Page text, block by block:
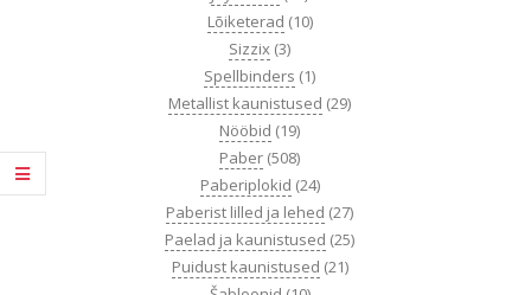
Lõiketerad (10)
Sizzix (3)
Spellbinders (1)
Metallist kaunistused (29)
Nööbid (19)
Paber (508)
Paberiplokid (24)
Paberist lilled ja lehed (27)
Paelad ja kaunistused (25)
Puidust kaunistused (21)